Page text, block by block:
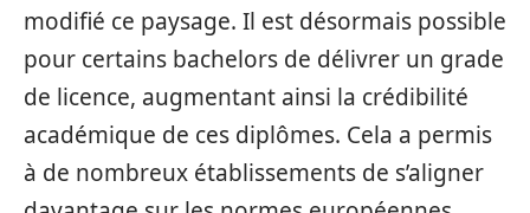
modifié ce paysage. Il est désormais possible
pour certains bachelors de délivrer un grade
de licence, augmentant ainsi la crédibilité
académique de ces diplômes. Cela a permis
à de nombreux établissements de s’aligner